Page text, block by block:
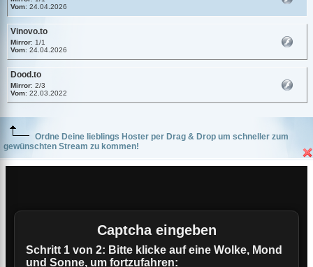
Vom: 24.04.2026
Vinovo.to
Mirror: 1/1
Vom: 24.04.2026
Dood.to
Mirror: 2/3
Vom: 22.03.2022
Ordne Deine lieblings Hoster per Drag & Drop um schneller zum
gewünschten Stream zu kommen!